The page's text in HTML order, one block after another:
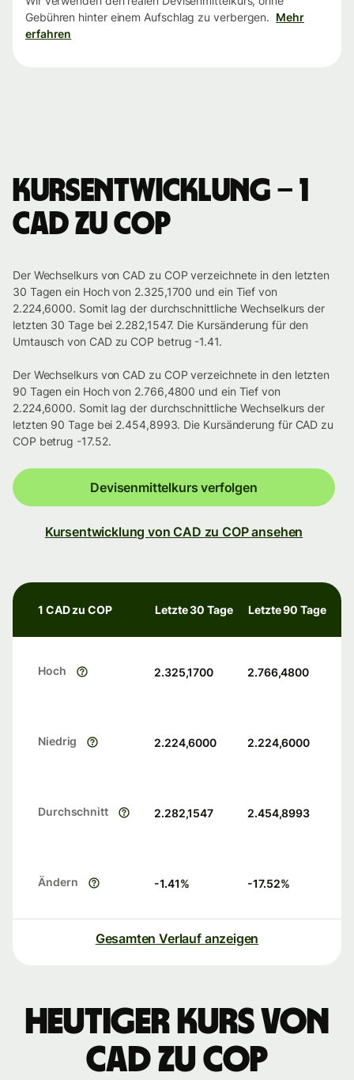
Gebühren hinter einem Aufschlag zu verbergen. Mehr
erfahren
Kursentwicklung – 1
CAD zu COP
Der Wechselkurs von CAD zu COP verzeichnete in den letzten
30 Tagen ein Hoch von 2.325,1700 und ein Tief von
2.224,6000. Somit lag der durchschnittliche Wechselkurs der
letzten 30 Tage bei 2.282,1547. Die Kursänderung für den
Umtausch von CAD zu COP betrug -1.41.
Der Wechselkurs von CAD zu COP verzeichnete in den letzten
90 Tagen ein Hoch von 2.766,4800 und ein Tief von
2.224,6000. Somit lag der durchschnittliche Wechselkurs der
letzten 90 Tage bei 2.454,8993. Die Kursänderung für CAD zu
COP betrug -17.52.
Devisenmittelkurs verfolgen
Kursentwicklung von CAD zu COP ansehen
1 CAD zu COP Letzte 30 Tage Letzte 90 Tage
Hoch 2.325,1700 2.766,4800
Niedrig 2.224,6000 2.224,6000
Durchschnitt 2.282,1547 2.454,8993
Ändern -1.41% -17.52%
Gesamten Verlauf anzeigen
Heutiger Kurs von
CAD zu COP